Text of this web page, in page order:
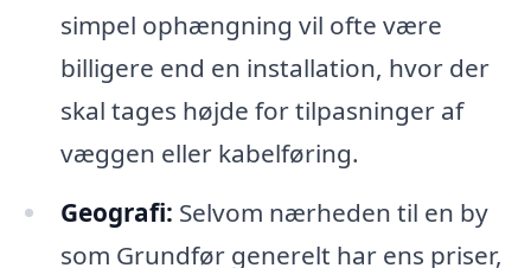
simpel ophængning vil ofte være
billigere end en installation, hvor der
skal tages højde for tilpasninger af
væggen eller kabelføring.
Geografi: Selvom nærheden til en by
som Grundfør generelt har ens priser,